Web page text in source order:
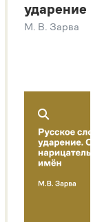
ударение
М. В. Зарва